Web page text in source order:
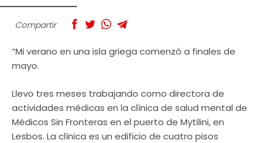
Compartir
“Mi verano en una isla griega comenzó a finales de
mayo.
Llevo tres meses trabajando como directora de
actividades médicas en la clínica de salud mental de
Médicos Sin Fronteras en el puerto de Mytilini, en
Lesbos. La clínica es un edificio de cuatro pisos